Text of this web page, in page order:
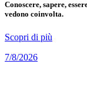
Conoscere, sapere,
vedono coinvolta.
Scopri di più
7/8/2026